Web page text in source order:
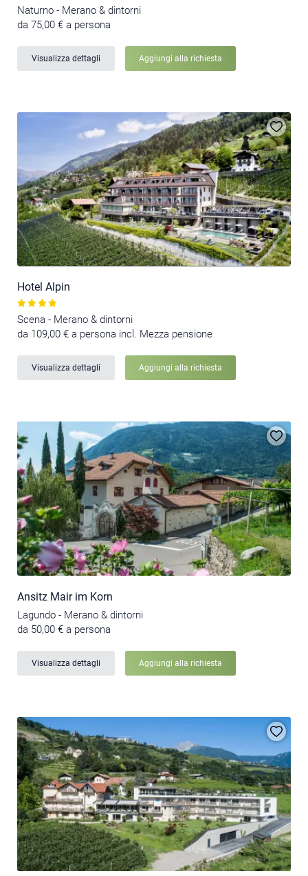
Naturno - Merano & dintorni
da 75,00 € a persona
Visualizza dettagli Aggiungi alla richiesta
Hotel Alpin
Scena - Merano & dintorni
da 109,00 € a persona incl. Mezza pensione
Visualizza dettagli Aggiungi alla richiesta
Ansitz Mair im Korn
Lagundo - Merano & dintorni
da 50,00 € a persona
Visualizza dettagli Aggiungi alla richiesta